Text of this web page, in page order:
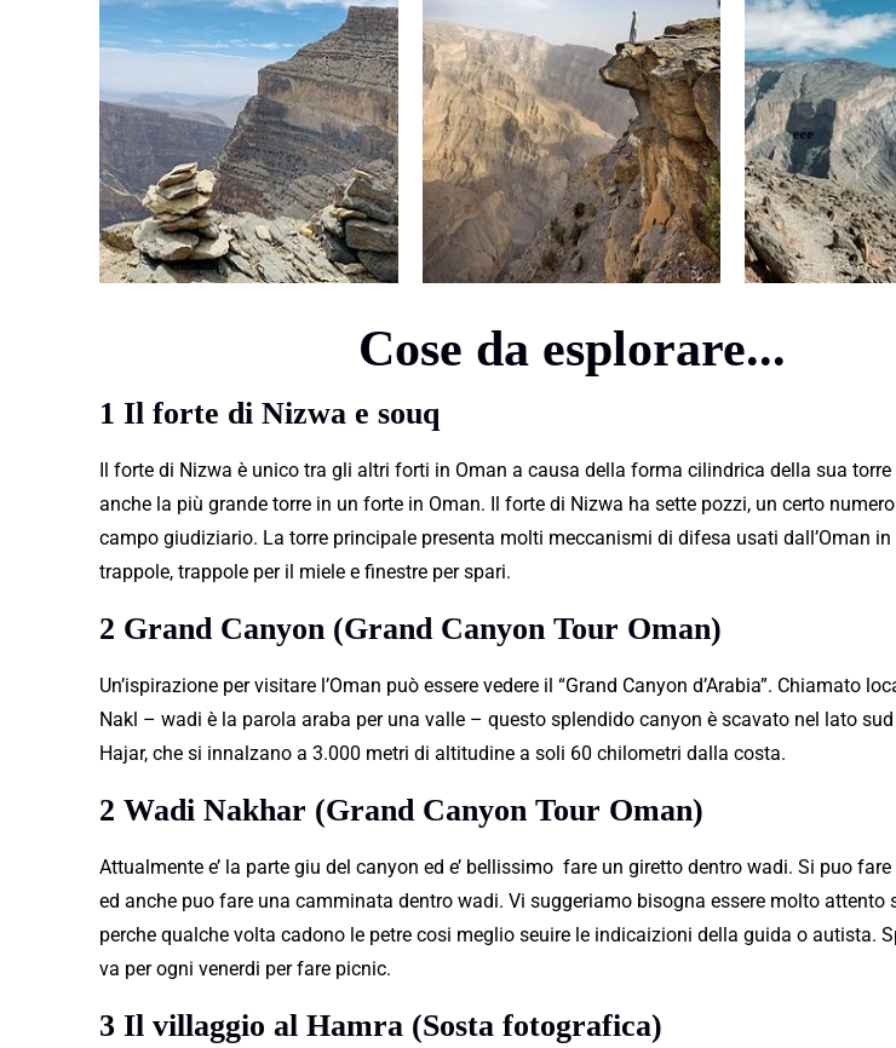
Cose da esplorare...
1 Il forte di Nizwa e souq
Il forte di Nizwa è unico tra gli altri forti in Oman a causa della forma cilindrica della sua torre
anche la più grande torre in un forte in Oman. Il forte di Nizwa ha sette pozzi, un certo
campo giudiziario. La torre principale presenta molti meccanismi di difesa usati dall’Oman
trappole, trappole per il miele e finestre per spari.
2 Grand Canyon (Grand Canyon Tour Oman)
Un’ispirazione per visitare l’Oman può essere vedere il “Grand Canyon d’Arabia”. Chiamato
Nakl – wadi è la parola araba per una valle – questo splendido canyon è scavato nel lato
Hajar, che si innalzano a 3.000 metri di altitudine a soli 60 chilometri dalla costa.
2 Wadi Nakhar (Grand Canyon Tour Oman)
Attualmente e’ la parte giu del canyon ed e’ bellissimo fare un giretto dentro wadi. Si puo
ed anche puo fare una camminata dentro wadi. Vi suggeriamo bisogna essere molto attento
perche qualche volta cadono le petre cosi meglio seuire le indicaizioni della guida o autista.
va per ogni venerdi per fare picnic.
3 Il villaggio al Hamra (Sosta fotografica)